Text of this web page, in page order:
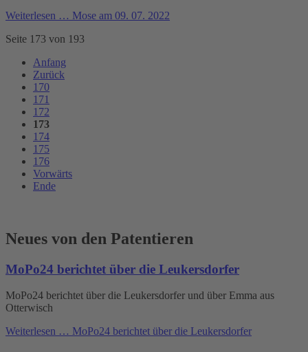
Weiterlesen … Mose am 09. 07. 2022
Seite 173 von 193
Anfang
Zurück
170
171
172
173
174
175
176
Vorwärts
Ende
Neues von den Patentieren
MoPo24 berichtet über die Leukersdorfer
MoPo24 berichtet über die Leukersdorfer und über Emma aus
Otterwisch
Weiterlesen … MoPo24 berichtet über die Leukersdorfer